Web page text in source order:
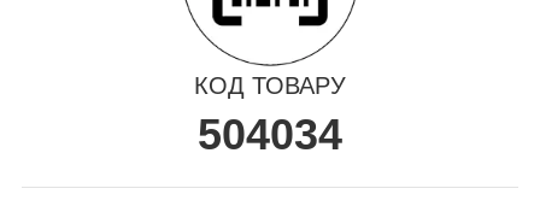
КОД ТОВАРУ
504034